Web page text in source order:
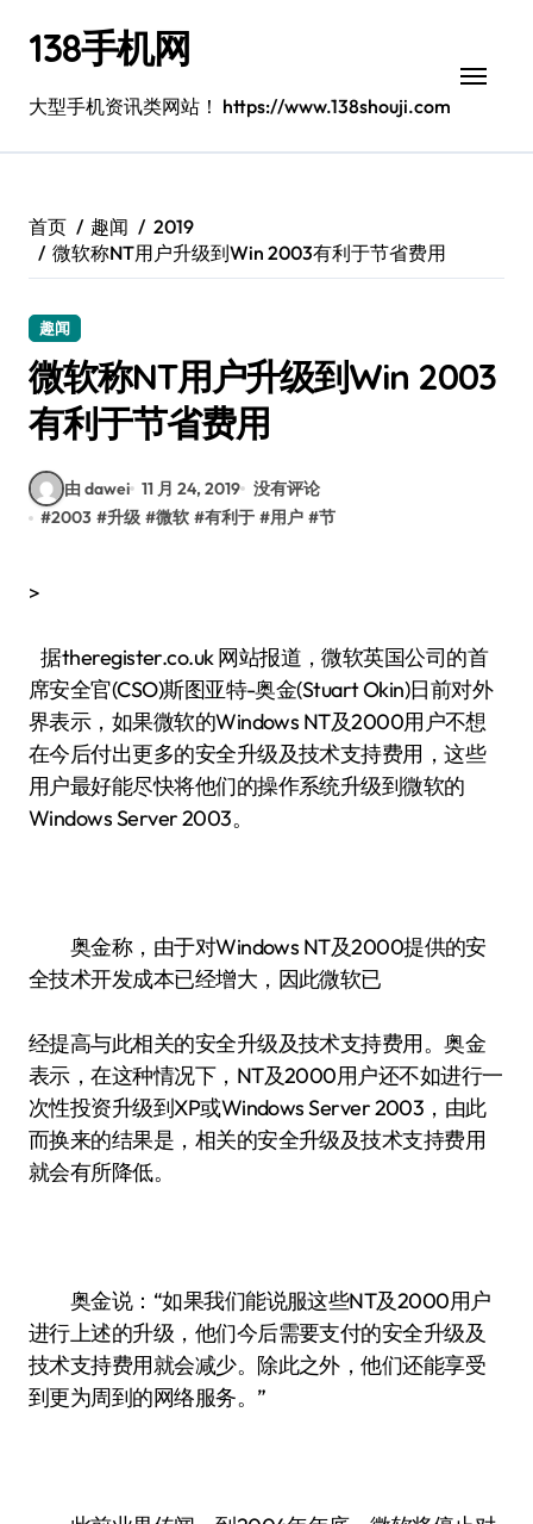
138手机网
大型手机资讯类网站！ https://www.138shouji.com
首页 趣闻
2019
微软称NT用户升级到Win 2003有利于节省费用
趣闻
微软称NT用户升级到Win 2003
有利于节省费用
由 dawei 11 月 24, 2019 没有评论
#2003 #升级 #微软 #有利于 #用户 #节
>
据theregister.co.uk 网站报道，微软英国公司的首
席安全官(CSO)斯图亚特-奥金(Stuart Okin)日前对外
界表示，如果微软的Windows NT及2000用户不想
在今后付出更多的安全升级及技术支持费用，这些
用户最好能尽快将他们的操作系统升级到微软的
Windows Server 2003。
奥金称，由于对Windows NT及2000提供的安
全技术开发成本已经增大，因此微软已
经提高与此相关的安全升级及技术支持费用。奥金
表示，在这种情况下，NT及2000用户还不如进行一
次性投资升级到XP或Windows Server 2003，由此
而换来的结果是，相关的安全升级及技术支持费用
就会有所降低。
奥金说：“如果我们能说服这些NT及2000用户
进行上述的升级，他们今后需要支付的安全升级及
技术支持费用就会减少。除此之外，他们还能享受
到更为周到的网络服务。”